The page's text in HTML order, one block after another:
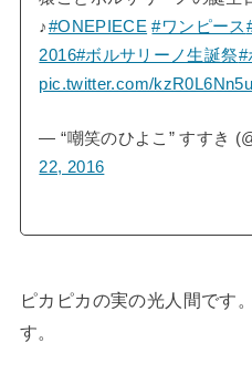
♪#ONEPIECE #ワンピース
2016#ボルサリーノ生誕祭#
pic.twitter.com/kzR0L6Nn5u
— “嘲笑のひよこ” すすき
22, 2016
ピカピカの実の光人間です
す。